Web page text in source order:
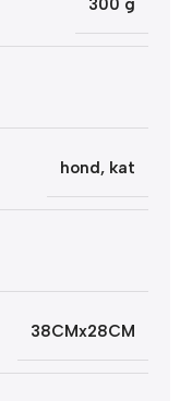
300 g
hond, kat
38CMx28CM